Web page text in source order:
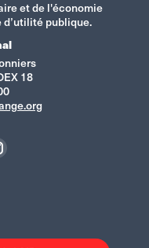
et de l'économie
publique.
18